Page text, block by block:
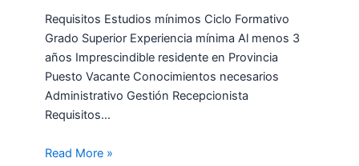
Requisitos Estudios mínimos Ciclo Formativo
Grado Superior Experiencia mínima Al menos 3
años Imprescindible residente en Provincia
Puesto Vacante Conocimientos necesarios
Administrativo Gestión Recepcionista
Requisitos…
Read More »